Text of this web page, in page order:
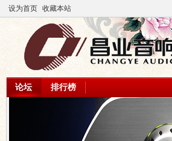
设为首页 收藏本站
论坛 排行榜